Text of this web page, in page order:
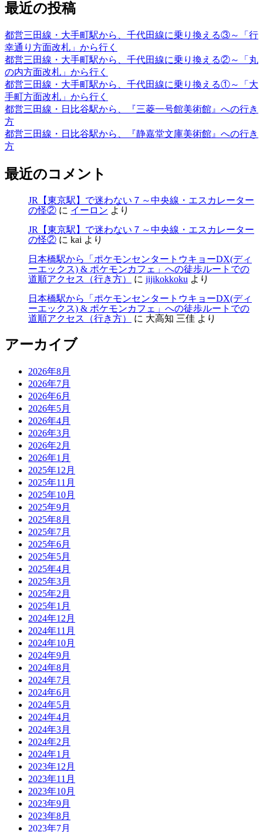
最近の投稿
都営三田線・大手町駅から、千代田線に乗り換える③～「行
幸通り方面改札」から行く
都営三田線・大手町駅から、千代田線に乗り換える②～「丸
の内方面改札」から行く
都営三田線・大手町駅から、千代田線に乗り換える①～「大
手町方面改札」から行く
都営三田線・日比谷駅から、『三菱一号館美術館』への行き
方
都営三田線・日比谷駅から、『静嘉堂文庫美術館』への行き
方
最近のコメント
JR【東京駅】で迷わない７～中央線・エスカレーター
の怪② に イーロン より
JR【東京駅】で迷わない７～中央線・エスカレーター
の怪② に kai より
日本橋駅から「ポケモンセンタートウキョーDX(ディ
ーエックス) & ポケモンカフェ」への徒歩ルートでの
道順アクセス（行き方）
に jijikokkoku より
日本橋駅から「ポケモンセンタートウキョーDX(ディ
ーエックス) & ポケモンカフェ」への徒歩ルートでの
道順アクセス（行き方）
に 大高知 三佳 より
アーカイブ
2026年8月
2026年7月
2026年6月
2026年5月
2026年4月
2026年3月
2026年2月
2026年1月
2025年12月
2025年11月
2025年10月
2025年9月
2025年8月
2025年7月
2025年6月
2025年5月
2025年4月
2025年3月
2025年2月
2025年1月
2024年12月
2024年11月
2024年10月
2024年9月
2024年8月
2024年7月
2024年6月
2024年5月
2024年4月
2024年3月
2024年2月
2024年1月
2023年12月
2023年11月
2023年10月
2023年9月
2023年8月
2023年7月